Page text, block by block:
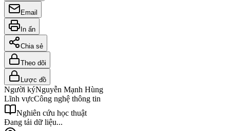
Email
In ấn
Chia sẻ
Theo dõi
Lược đồ
Người kýNguyễn Mạnh Hùng
Lĩnh vựcCông nghệ thông tin
Nghiên cứu học thuật
Đang tải dữ liệu...